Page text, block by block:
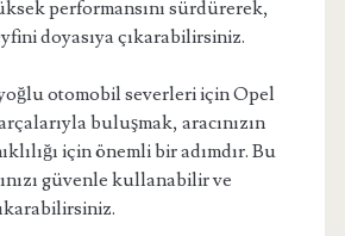
performansını sürdürerek,
doyasıya çıkarabilirsiniz.
otomobil severleri için Opel
buluşmak, aracınızın
için önemli bir adımdır. Bu
güvenle kullanabilir ve